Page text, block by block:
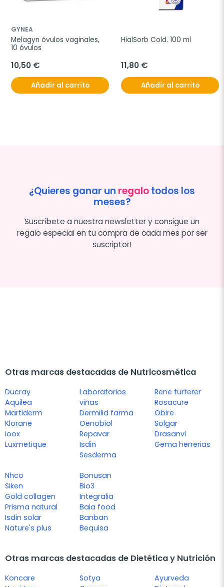
GYNEA
Melagyn óvulos vaginales,
10 óvulos
10,50 €
Añadir al carrito
HialSorb Cold. 100 ml
11,80 €
Añadir al carrito
¿Quieres ganar un regalotodos los
meses?
Suscríbete a nuestra newsletter y consigue un
regalo especial en tu compra de cada mes por ser
suscriptor!
Otras marcas destacadas de Nutricosmética
Ducray
Aquilea
Martiderm
Klorane
Ioox
Luxmetique
Laboratorios
viñas
Dermilid farma
Oenobiol
Repavar
Isdin
Sesderma
Rene furterer
Rosacure
Obire
Solgar
Drasanvi
Gema herrerias
Nhco
Siken
Gold collagen
Prisma natural
Isdin solar
Nature's plus
Bonusan
Bio3
Integralia
Baia food
Banban
Bequisa
Otras marcas destacadas de Dietética y Nutrición
Koncare
Sotya
Ayurveda